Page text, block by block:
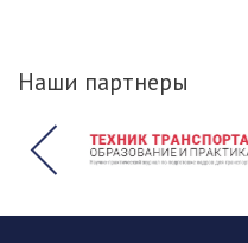
Наши партнеры